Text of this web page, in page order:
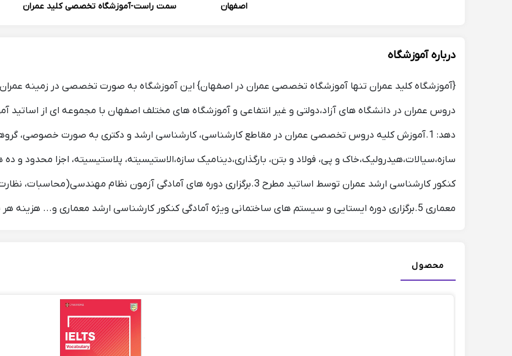
اصفهان
سمت راست-آموزشگاه تخصصی کلید عمران
درباره آموزشگاه
دروس عمران در دانشگاه های آزاد،دولتی و غیر انتفاعی و آموزشگاه های مختلف اصفهان با مجموعه ای از اساتید
دهد: 1.آموزش کلیه دروس تخصصی عمران در مقاطع کارشناسی، کارشناسی ارشد و دکتری به صورت خصوصی،
معماری 5.برگزاری دوره ایستایی و سیستم های ساختمانی ویژه آمادگی کنکور کارشناسی ارشد معماری و... هزینه هر یک ساعت تدریس از 35 تا 50 هزار تومان می باشد.
محصول